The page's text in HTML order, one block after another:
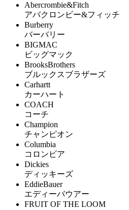
Abercrombie&Fitch
アバクロンビー&フィッチ
Burberry
バーバリー
BIGMAC
ビッグマック
BrooksBrothers
ブルックスブラザーズ
Carhartt
カーハート
COACH
コーチ
Champion
チャンピオン
Columbia
コロンビア
Dickies
ディッキーズ
EddieBauer
エディーバウアー
FRUIT OF THE LOOM